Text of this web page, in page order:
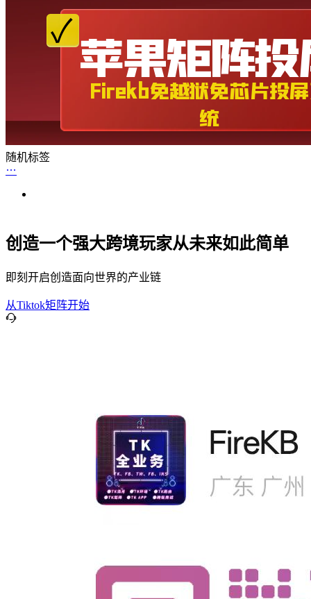
随机标签
创造一个强大跨境玩家从未来如此简单
即刻开启创造面向世界的产业链
从Tiktok矩阵开始